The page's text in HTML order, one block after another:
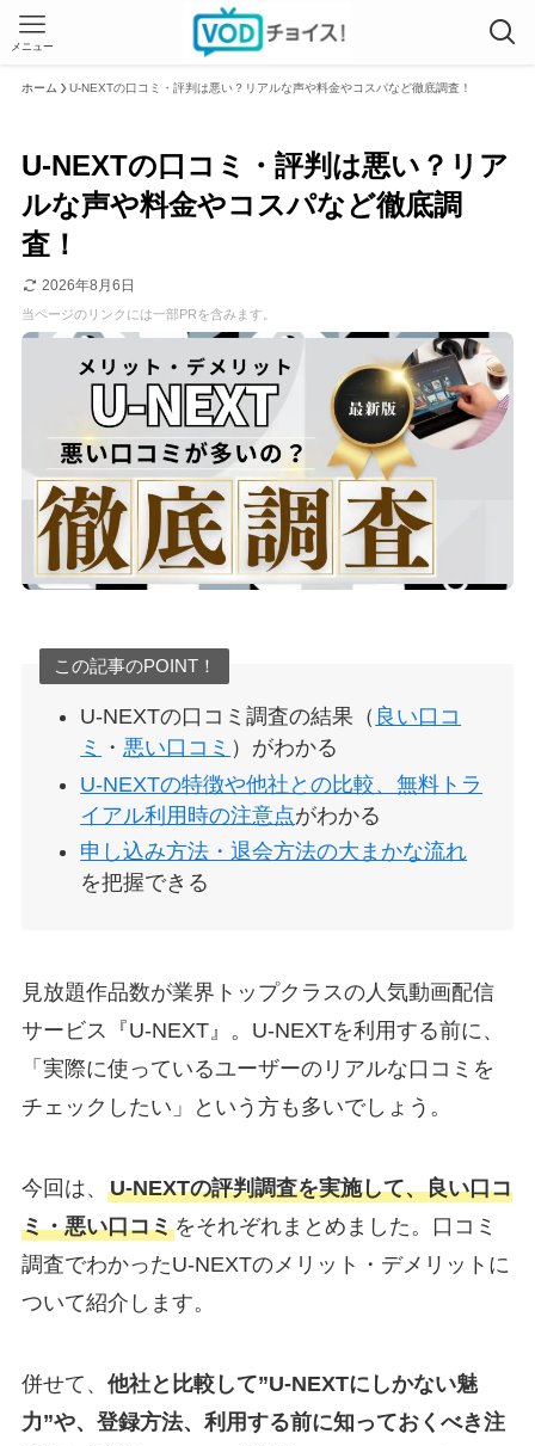
メニュー
ホーム U-NEXTの口コミ・評判は悪い？リアルな声や料金やコスパなど徹底調査！
U-NEXTの口コミ・評判は悪い？リア
ルな声や料金やコスパなど徹底調
査！
2026年8月6日
当ページのリンクには一部PRを含みます。
この記事のPOINT！
U-NEXTの口コミ調査の結果（ 良い口コ
ミ
・悪い口コミ ）がわかる
U-NEXTの特徴や他社との比較、無料トラ
イアル利用時の注意点がわかる
申し込み方法・退会方法の大まかな流れ
を把握できる
見放題作品数が業界トップクラスの人気動画配信
サービス『U-NEXT』。U-NEXTを利用する前に、
「実際に使っているユーザーのリアルな口コミを
チェックしたい」という方も多いでしょう。
今回は、 U-NEXTの評判調査を実施して、良い口コ
ミ・悪い口コミをそれぞれまとめました。口コミ
調査でわかったU-NEXTのメリット・デメリットに
ついて紹介します。
併せて、 他社と比較して”U-NEXTにしかない魅
力”や、登録方法、利用する前に知っておくべき注